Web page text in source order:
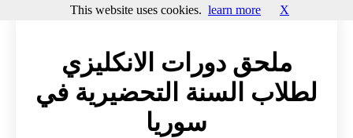
ملحق دورات الانكليزي
لطلاب السنة التحضيرية في
سوريا
This website uses cookies. learn more X